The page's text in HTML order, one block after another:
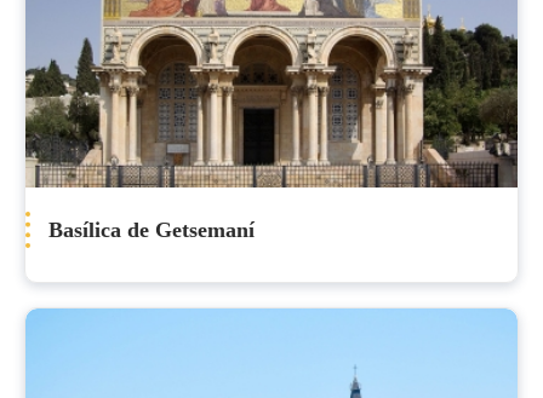
Basílica de Getsemaní